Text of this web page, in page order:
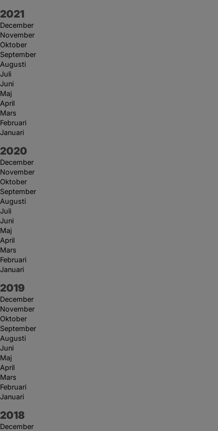
År:
2021
December
November
Oktober
September
Augusti
Juli
Juni
Maj
April
Mars
Februari
Januari
År:
2020
December
November
Oktober
September
Augusti
Juli
Juni
Maj
April
Mars
Februari
Januari
År:
2019
December
November
Oktober
September
Augusti
Juni
Maj
April
Mars
Februari
Januari
År:
2018
December